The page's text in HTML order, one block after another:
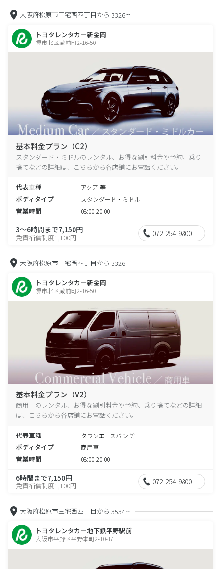
大阪府松原市三宅西四丁目から 3326m
トヨタレンタカー新金岡
堺市北区蔵前町2-16-50
基本料金プラン（C2）
スタンダード・ミドルのレンタル、お得な割引料金や予約、乗り
捨てなどの詳細は、こちらから各店舗にお電話ください。
代表車種 アクア 等
ボディタイプ スタンダード・ミドル
営業時間 08:00-20:00
3～6時間まで7,150円
免責補償制度1,100円 072-254-9800
大阪府松原市三宅西四丁目から 3326m
トヨタレンタカー新金岡
堺市北区蔵前町2-16-50
基本料金プラン（V2）
商用車のレンタル、お得な割引料金や予約、乗り捨てなどの詳細
は、こちらから各店舗にお電話ください。
代表車種 タウンエースバン 等
ボディタイプ 商用車
営業時間 08:00-20:00
6時間まで7,150円
免責補償制度1,100円 072-254-9800
大阪府松原市三宅西四丁目から 3534m
トヨタレンタカー地下鉄平野駅前
大阪市平野区平野本町2-10-17